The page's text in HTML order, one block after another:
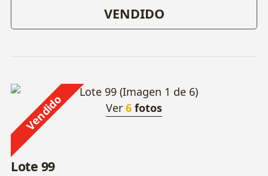
VENDIDO
Vendido Ver 6 fotos
Lote 99